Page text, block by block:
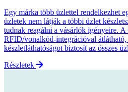
Egy márka több üzlettel rendelkezhet
üzletek nem látják a többi üzlet
tudnak reagálni a vásárlók igényeire.
RFID/vonalkód-integrációval
készletláthatóságot biztosít az összes
Részletek